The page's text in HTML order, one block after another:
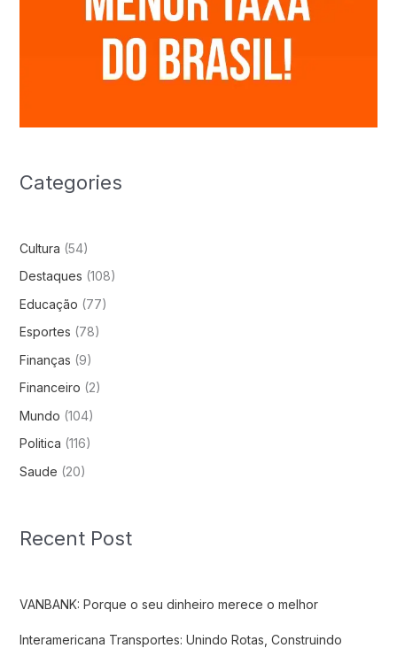
Categories
Cultura (54)
Destaques (108)
Educação (77)
Esportes (78)
Finanças (9)
Financeiro (2)
Mundo (104)
Politica (116)
Saude (20)
Recent Post
VANBANK: Porque o seu dinheiro merece o melhor
Interamericana Transportes: Unindo Rotas, Construindo